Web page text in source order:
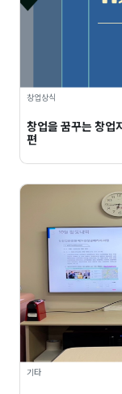
창업상식
창업을 꿈꾸는 창업
편
기타